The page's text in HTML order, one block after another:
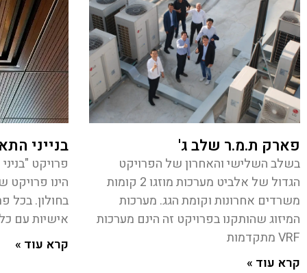
פארק ת.מ.ר שלב ג'
בשלב השלישי והאחרון של הפרויקט
הגדול של אלביט מערכות מוזגו 2 קומות
משרדים אחרונות וקומת הגג. מערכות
המיזוג שהותקנו בפרויקט זה הינם מערכות
VRF מתקדמות
קרא עוד »
בנייני
פרויקט
בחולון. בכל
אישיות עם כל
קרא עוד »